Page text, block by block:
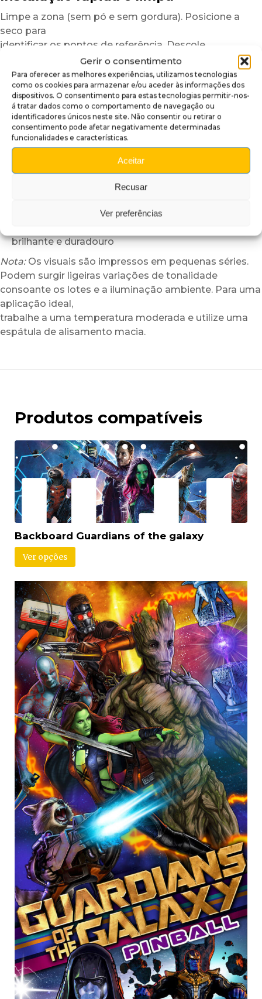
Gerir o consentimento
Para oferecer as melhores experiências, utilizamos tecnologias
como os cookies para armazenar e/ou aceder às informações dos
dispositivos. O consentimento para estas tecnologias permitir-nos-
á tratar dados como o comportamento de navegação ou
identificadores únicos neste site. Não consentir ou retirar o
consentimento pode afetar negativamente determinadas
funcionalidades e características.
Aceitar
Recusar
Ver preferências
Limpe a zona (sem pó e sem gordura). Posicione a
seco para
identificar os pontos de referência. Descole
parcialmente o liner, alinhe oApron Wall
depois alise do centro para as extremidades. Retire o
resto do liner e
termine o alisamento. Suavize as bordas. A
transformação é imediata.
Porquê adotar este acabamento para
apron?
Para personalizar a sua máquina sem modificação
brilhante e duradouro
Nota:Os visuais são impressos em pequenas séries.
Podem surgir ligeiras variações de tonalidade
consoante os lotes e a iluminação ambiente. Para uma
aplicação ideal,
trabalhe a uma temperatura moderada e utilize uma
espátula de alisamento macia.
Produtos compatíveis
Backboard Guardians of the galaxy
Ver opções